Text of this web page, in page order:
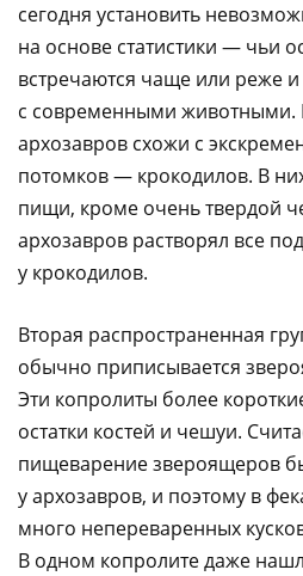
сегодня установить
на основе статистики — чьи
встречаются чаще или реже
с современными животными.
архозавров схожи с
потомков — крокодилов. В
пищи, кроме очень твердой
архозавров растворял все
у крокодилов.
Вторая распространенная
обычно приписывается
Эти копролиты более
остатки костей и чешуи.
пищеварение звероящеров
у архозавров, и поэтому в
много непереваренных
В одном копролите даже